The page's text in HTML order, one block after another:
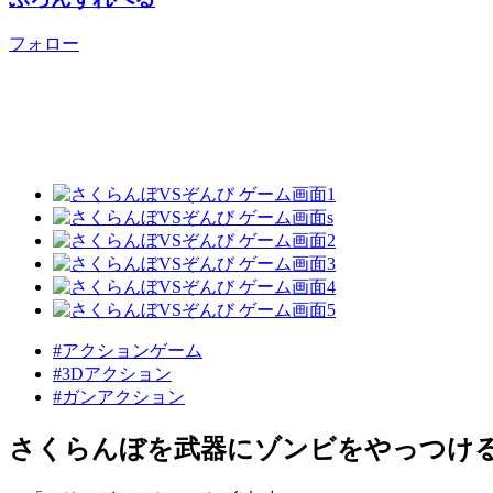
フォロー
#アクションゲーム
#3Dアクション
#ガンアクション
さくらんぼを武器にゾンビをやっつけ